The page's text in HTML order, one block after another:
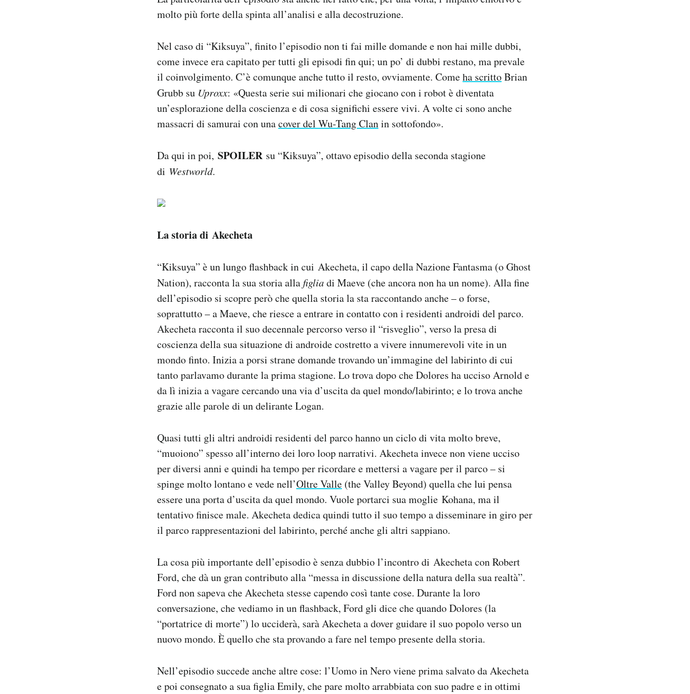
molto più forte della spinta all’analisi e alla decostruzione.
Nel caso di “Kiksuya”, finito l’episodio non ti fai mille domande e non hai mille dubbi,
come invece era capitato per tutti gli episodi fin qui; un po’ di dubbi restano, ma prevale
il coinvolgimento. C’è comunque anche tutto il resto, ovviamente. Comeha scrittoBrian
Grubb su Uproxx: «Questa serie sui milionari che giocano con i robot è diventata
un’esplorazione della coscienza e di cosa significhi essere vivi. A volte ci sono anche
massacri di samurai con unacover del Wu-Tang Clanin sottofondo».
Da qui in poi, SPOILER su “Kiksuya”, ottavo episodio della seconda stagione
di Westworld.
La storia di Akecheta
“Kiksuya” è un lungo flashback in cui Akecheta, il capo della Nazione Fantasma (o Ghost
Nation), racconta la sua storia alla figliadi Maeve (che ancora non ha un nome). Alla fine
dell’episodio si scopre però che quella storia la sta raccontando anche – o forse,
soprattutto – a Maeve, che riesce a entrare in contatto con i residenti androidi del parco.
Akecheta racconta il suo decennale percorso verso il “risveglio”, verso la presa di
coscienza della sua situazione di androide costretto a vivere innumerevoli vite in un
mondo finto. Inizia a porsi strane domande trovando un’immagine del labirinto di cui
tanto parlavamo durante la prima stagione. Lo trova dopo che Dolores ha ucciso Arnold e
da lì inizia a vagare cercando una via d’uscita da quel mondo/labirinto; e lo trova anche
grazie alle parole di un delirante Logan.
Quasi tutti gli altri androidi residenti del parco hanno un ciclo di vita molto breve,
“muoiono” spesso all’interno dei loro loop narrativi. Akecheta invece non viene ucciso
per diversi anni e quindi ha tempo per ricordare e mettersi a vagare per il parco – si
spinge molto lontano e vede nell’Oltre Valle (the Valley Beyond) quella che lui pensa
essere una porta d’uscita da quel mondo. Vuole portarci sua moglie Kohana, ma il
tentativo finisce male. Akecheta dedica quindi tutto il suo tempo a disseminare in giro per
il parco rappresentazioni del labirinto, perché anche gli altri sappiano.
La cosa più importante dell’episodio è senza dubbio l’incontro di Akecheta con Robert
Ford, che dà un gran contributo alla “messa in discussione della natura della sua realtà”.
Ford non sapeva che Akecheta stesse capendo così tante cose. Durante la loro
conversazione, che vediamo in un flashback, Ford gli dice che quando Dolores (la
“portatrice di morte”) lo ucciderà, sarà Akecheta a dover guidare il suo popolo verso un
nuovo mondo. È quello che sta provando a fare nel tempo presente della storia.
Nell’episodio succede anche altre cose: l’Uomo in Nero viene prima salvato da Akecheta
e poi consegnato a sua figlia Emily, che pare molto arrabbiata con suo padre e in ottimi